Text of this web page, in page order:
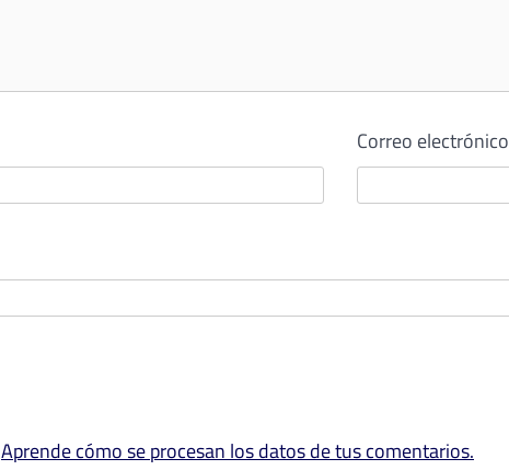
Correo electrónico
Aprende cómo se procesan los datos de tus comentarios.